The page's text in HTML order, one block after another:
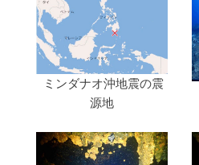
ミンダナオ沖地震の震
源地